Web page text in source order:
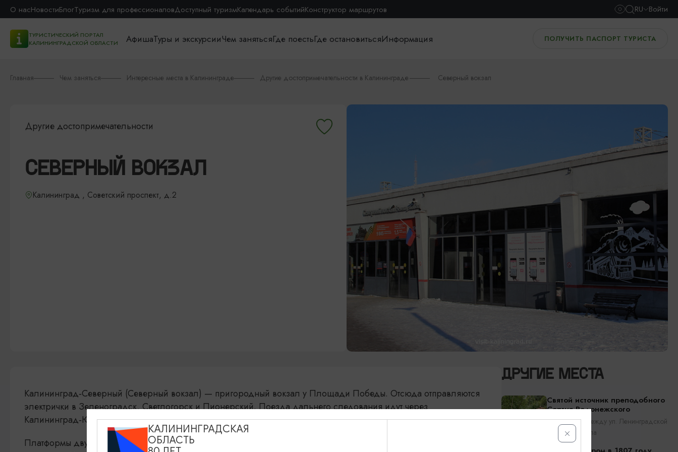
О насНовостиБлогТуризм для профессионаловДоступный туризмКалендарь событийКонструктор маршрутов RU Войти
ТУРИСТИЧЕСКИЙ ПОРТАЛ
КАЛИНИНГРАДСКОЙ ОБЛАСТИ
АфишаТуры и экскурсииЧем занятьсяГде поестьГде остановитьсяИнформация ПОЛУЧИТЬ ПАСПОРТ ТУРИСТА
Главная Чем заняться Интересные места в Калининграде Другие достопримечательности в Калининграде Северный вокзал
Другие достопримечательности
СЕВЕРНЫЙ ВОКЗАЛ
Калининград , Советский проспект, д.2
Калининград‑Северный (Северный вокзал) — пригородный вокзал у Площади Победы. Отсюда отправляются
электрички в Зеленоградск, Светлогорск и Пионерский. Поезда дальнего следования идут через
Калининград‑Южный.
Платформы двухуровневые: нижняя — со сквозным путём до Южного вокзала (через тоннель), верхние —
ДРУГИЕ МЕСТА
Святой источник преподобного
Сергия Радонежского
Черняховск, между ул. Ленинградской
и рекой Анграпа
КАЛИНИНГРАДСКАЯ
ОБЛАСТЬ